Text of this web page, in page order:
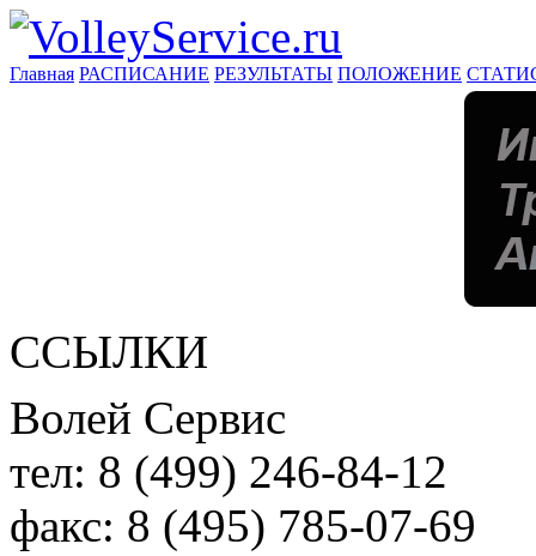
Главная РАСПИСАНИЕ РЕЗУЛЬТАТЫ ПОЛОЖЕНИЕ
ССЫЛКИ
Волей Сервис
тел: 8 (499) 246-84-12
факс: 8 (495) 785-07-69